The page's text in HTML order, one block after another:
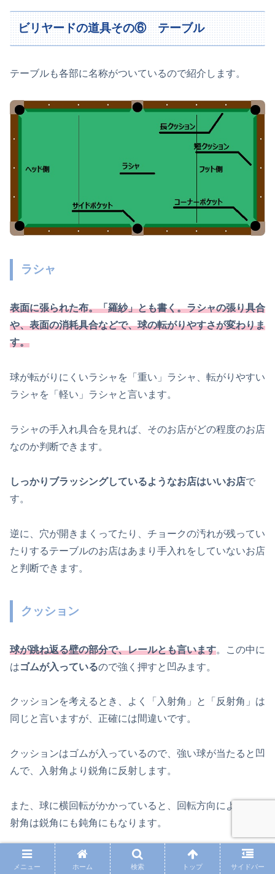
ビリヤードの道具その⑥ テーブル
テーブルも各部に名称がついているので紹介します。
ラシャ
表面に張られた布。「羅紗」とも書く。ラシャの張り具合
や、表面の消耗具合などで、球の転がりやすさが変わりま
す。
球が転がりにくいラシャを「重い」ラシャ、転がりやすい
ラシャを「軽い」ラシャと言います。
ラシャの手入れ具合を見れば、そのお店がどの程度のお店
なのか判断できます。
しっかりブラッシングしているようなお店はいいお店で
す。
逆に、穴が開きまくってたり、チョークの汚れが残ってい
たりするテーブルのお店はあまり手入れをしていないお店
と判断できます。
クッション
球が跳ね返る壁の部分で、レールとも言います。この中に
はゴムが入っているので強く押すと凹みます。
クッションを考えるとき、よく「入射角」と「反射角」は
同じと言いますが、正確には間違いです。
クッションはゴムが入っているので、強い球が当たると凹
んで、入射角より鋭角に反射します。
また、球に横回転がかかっていると、回転方向により、反
射角は鋭角にも鈍角にもなります。
上級者は、このクッションの反射を巧みにコントロール
メニュー ホーム 検索 トップ サイドバー